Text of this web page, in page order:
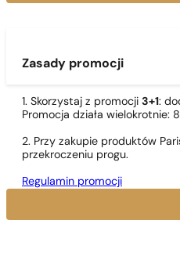
Zasady promocji
1. Skorzystaj z promocji 3+1:
Promocja działa wielokrotnie:
2. Przy zakupie produktów
przekroczeniu progu.
Regulamin promocji